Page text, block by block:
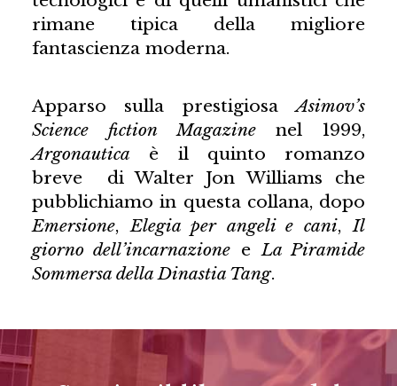
rimane tipica della migliore
fantascienza moderna.
Apparso sulla prestigiosaAsimov’s
Science fiction Magazinenel 1999,
Argonautica è il quinto romanzo
breve di Walter Jon Williams che
pubblichiamo in questa collana, dopo
Emersione,Elegia per angeli e cani,Il
giorno dell’incarnazione eLa Piramide
Sommersa della Dinastia Tang.